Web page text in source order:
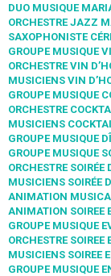
DUO MUSIQUE
ORCHESTRE JAZZ
SAXOPHONISTE
GROUPE MUSIQUE
ORCHESTRE VIN
MUSICIENS VIN
GROUPE MUSIQUE
ORCHESTRE
MUSICIENS
GROUPE MUSIQUE
GROUPE MUSIQUE
ORCHESTRE
MUSICIENS SOIRÉE
ANIMATION
ANIMATION SOIREE
GROUPE MUSIQUE
ORCHESTRE SOIREE
MUSICIENS SOIREE
GROUPE MUSIQUE